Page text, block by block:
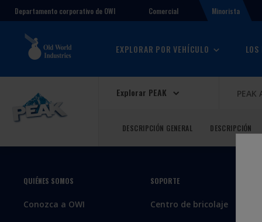
Departamento corporativo de OWI Comercial Minorista
EXPLORAR POR VEHÍCULO
Explorar PEAK PEAK
DESCRIPCIÓN GENERAL DESCRIPCIÓN
QUIÉNES SOMOS
Conozca a OWI
SOPORTE
Centro de bricolaje